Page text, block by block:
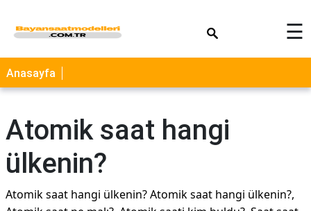
☰
Anasayfa
Atomik saat hangi
ülkenin?
Atomik saat hangi ülkenin? Atomik saat hangi ülkenin?,